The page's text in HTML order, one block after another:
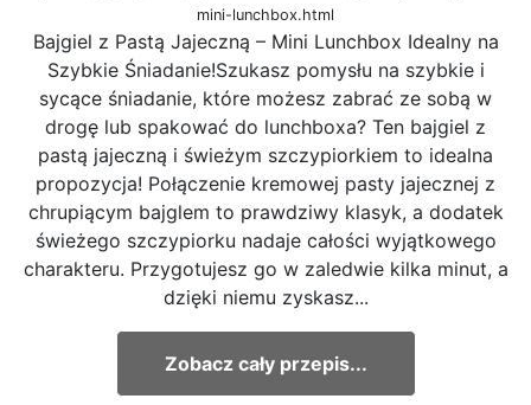
mini-lunchbox.html
Bajgiel z Pastą Jajeczną – Mini Lunchbox Idealny na
Szybkie Śniadanie!Szukasz pomysłu na szybkie i
sycące śniadanie, które możesz zabrać ze sobą w
drogę lub spakować do lunchboxa? Ten bajgiel z
pastą jajeczną i świeżym szczypiorkiem to idealna
propozycja! Połączenie kremowej pasty jajecznej z
chrupiącym bajglem to prawdziwy klasyk, a dodatek
świeżego szczypiorku nadaje całości wyjątkowego
charakteru. Przygotujesz go w zaledwie kilka minut, a
dzięki niemu zyskasz...
Zobacz cały przepis...